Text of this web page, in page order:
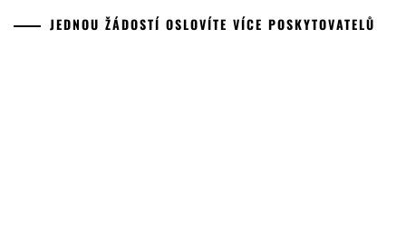
JEDNOU ŽÁDOSTÍ OSLOVÍTE VÍCE POSKYTOVATELŮ